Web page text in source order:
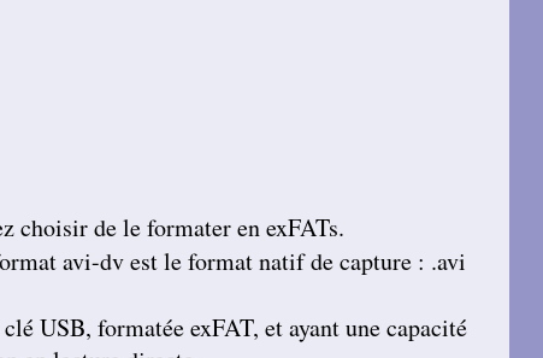
choisir de le formater en exFATs.
avi-dv est le format natif de capture : .avi
USB, formatée exFAT, et ayant une capacité